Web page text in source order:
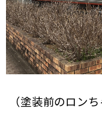
（塗装前のロンち